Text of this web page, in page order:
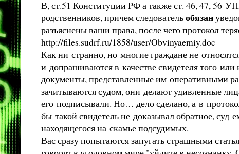
В, ст.51 Конституции РФ а также ст. 46, 47, 56
родственников, причем следовательобязан
разъяснены ваши права, после чего протокол
http://files.sudrf.ru/1858/user/Obvinyaemiy.doc
Как ни странно, но многие граждане не
и допрашиваются в качестве свидетеля того
документы, представленные им оперативными
зачитываются судом, они делают удивленные
его подписывали. Но… дело сделано, а в
бы такой свидетель не доказывал обратное, суд
находящегося на скамье подсудимых.
Вас сразу попытаются запугать страшными